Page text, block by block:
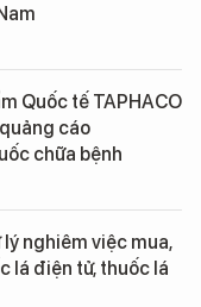
Quốc tế TAPHACO
cáo
chữa bệnh
lý nghiêm việc mua,
lá điện tử, thuốc lá